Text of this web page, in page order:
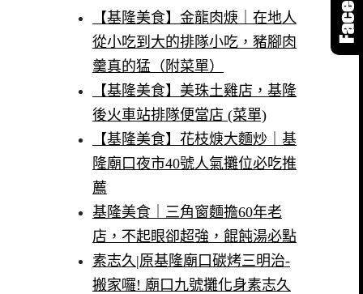
【基隆美食】金龍肉焿｜在地人
從小吃到大的排隊小吃，豬腳肉
羹真的猛（附菜單）
【基隆美食】美珠土雞店，基隆
後火車站排隊便當店 (菜單)
【基隆美食】花枝焿大麵炒｜基
隆廟口夜市40號人氣攤位必吃推
薦
基隆美食｜三角窗麵擔60年老
店，不起眼卻超強，餛飩湯必點
素志久|原基隆廟口碳烤三明治-
搬家囉! 廟口九號攤化身素志久